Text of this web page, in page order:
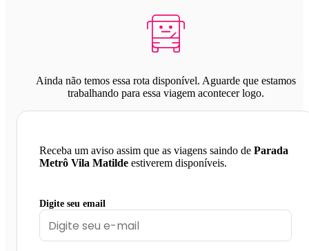
Ainda não temos essa rota disponível. Aguarde que estamos
trabalhando para essa viagem acontecer logo.
Receba um aviso assim que as viagens saindo de Parada
Metrô Vila Matilde estiverem disponíveis.
Digite seu email